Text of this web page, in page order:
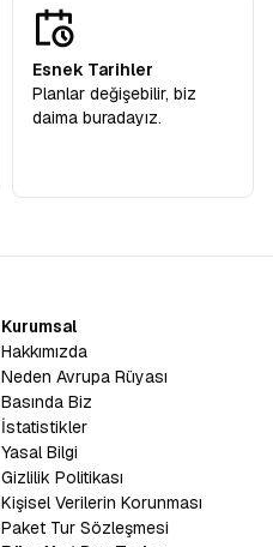
Esnek Tarihler
Planlar değişebilir, biz
daima buradayız.
Kurumsal
Hakkımızda
Neden Avrupa Rüyası
Basında Biz
İstatistikler
Yasal Bilgi
Gizlilik Politikası
Kişisel Verilerin Korunması
Paket Tur Sözleşmesi